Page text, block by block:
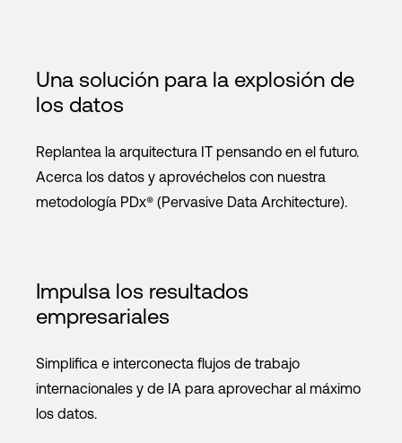
Una solución para la explosión de
los datos
Replantea la arquitectura IT pensando en el futuro.
Acerca los datos y aprovéchelos con nuestra
metodología PDx® (Pervasive Data Architecture).
Impulsa los resultados
empresariales
Simplifica e interconecta flujos de trabajo
internacionales y de IA para aprovechar al máximo
los datos.